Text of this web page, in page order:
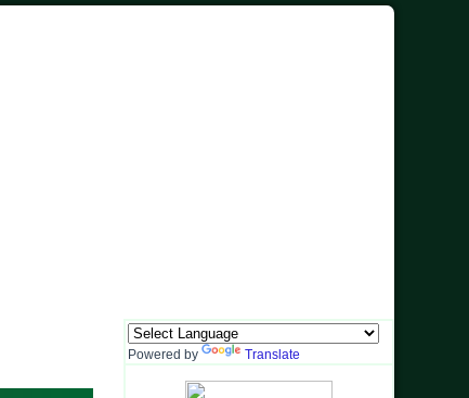
Komunikasi Antara Sekolah dengan Masyarakat
Powered by Translate